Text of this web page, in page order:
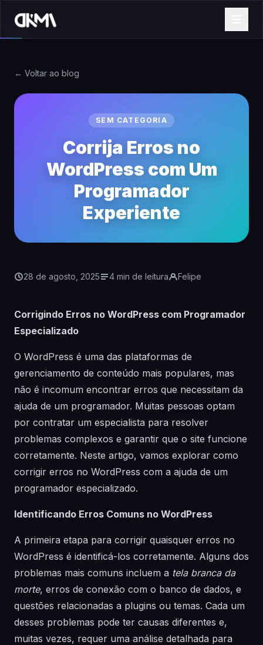
← Voltar ao blog
SEM CATEGORIA
Corrija Erros no
WordPress com Um
Programador
Experiente
28 de agosto, 2025 4 min de leitura Felipe
Corrigindo Erros no WordPress com Programador
Especializado
O WordPress é uma das plataformas de
gerenciamento de conteúdo mais populares, mas
não é incomum encontrar erros que necessitam da
ajuda de um programador. Muitas pessoas optam
por contratar um especialista para resolver
problemas complexos e garantir que o site funcione
corretamente. Neste artigo, vamos explorar como
corrigir erros no WordPress com a ajuda de um
programador especializado.
Identificando Erros Comuns no WordPress
A primeira etapa para corrigir quaisquer erros no
WordPress é identificá-los corretamente. Alguns dos
problemas mais comuns incluem a tela branca da
morte, erros de conexão com o banco de dados, e
questões relacionadas a plugins ou temas. Cada um
desses problemas pode ter causas diferentes e,
muitas vezes, requer uma análise detalhada para